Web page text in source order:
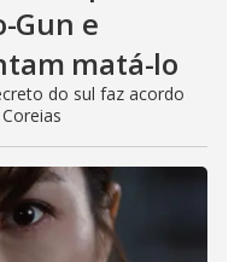
Gun e
matá-lo
do sul faz acordo